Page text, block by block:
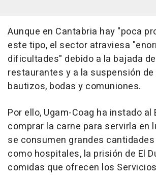
Aunque en Cantabria hay "poca
este tipo, el sector atraviesa
dificultades" debido a la bajada
restaurantes y a la suspensión
bautizos, bodas y comuniones.
Por ello, Ugam-Coag ha instado al
comprar la carne para servirla en
se consumen grandes
como hospitales, la prisión de El
comidas que ofrecen los